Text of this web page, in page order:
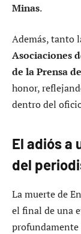
Minas.
Además, tanto
Asociaciones
de la Prensa
honor,
dentro del
El adiós a
del
La muerte de
el final de una
profundamente